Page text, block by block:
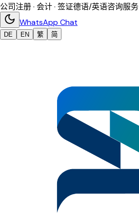
公司注册 · 会计 · 签证德语/英语咨询服务
WhatsApp Chat
DE EN 繁 简